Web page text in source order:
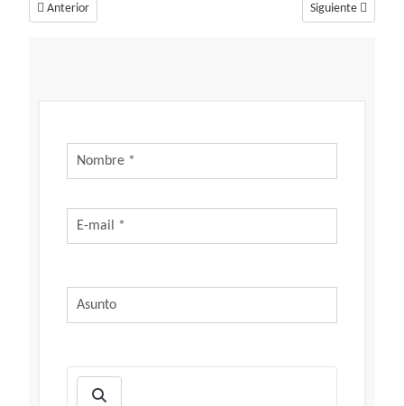
Artículo anterior: Soñar con lotería, un sueño de buen presagio para tu
Anterior Artículo siguiente:
Siguiente